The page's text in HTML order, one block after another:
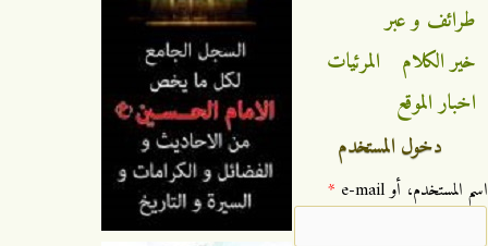
طرائف و عبر
خير الكلام
المرئيات
اخبار الموقع
دخول المستخدم
‏اسم المستخدم، أو e-mail ‏ *